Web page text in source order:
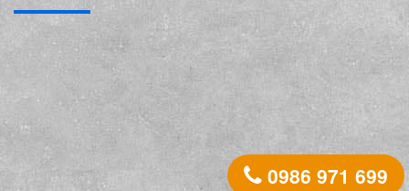
0986 971 699